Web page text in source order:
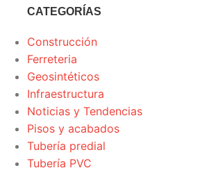
CATEGORÍAS
Construcción
Ferreteria
Geosintéticos
Infraestructura
Noticias y Tendencias
Pisos y acabados
Tubería predial
Tubería PVC